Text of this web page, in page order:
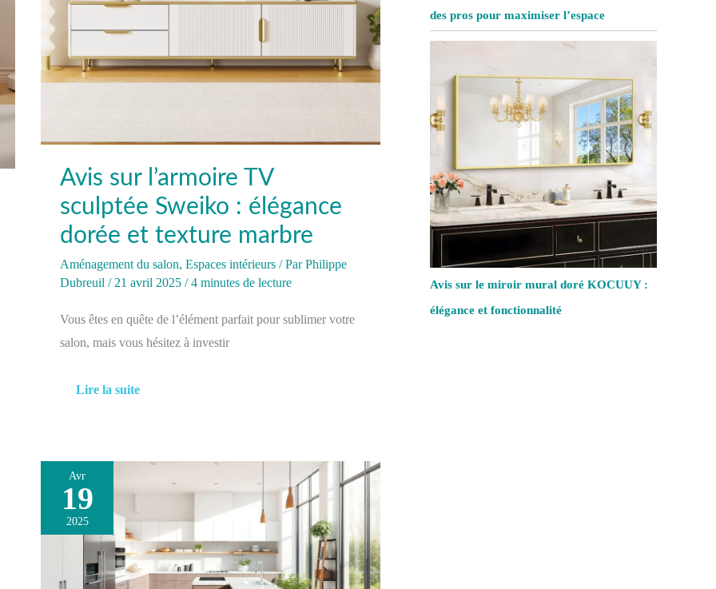
Avis sur l’armoire TV
sculptée Sweiko : élégance
dorée et texture marbre
Aménagement du salon, Espaces intérieurs / ParPhilippe
Dubreuil /21 avril 2025 /4 minutes de lecture
Vous êtes en quête de l’élément parfait pour sublimer votre
salon, mais vous hésitez à investir
texture
Lire la suite
Avr
19
2025
Idées
de
design
de
cuisine
modernes
des pros pour maximiser l’espace
Avis sur le miroir mural doré KOCUUY :
élégance et fonctionnalité